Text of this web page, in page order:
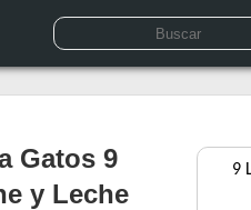
Gatos 9
y Leche
9